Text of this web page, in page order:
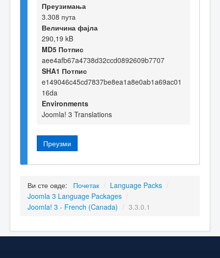
Преузимања
3.308 пута
Величина фајла
290,19 kB
MD5 Потпис
aee4afb67a4738d32ccd0892609b7707
SHA1 Потпис
e149046c45cd7837be8ea1a8e0ab1a69ac01
16da
Environments
Joomla! 3 Translations
Преузми
Ви сте овде: Почетак / Language Packs /
Joomla 3 Language Packages /
Joomla! 3 - French (Canada) / 3.3.0.1